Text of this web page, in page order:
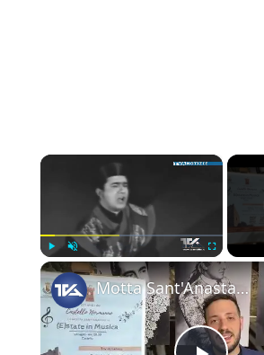
×
Play Unmute Fullscreen
Motta Sant'Anastasia. L'omaggio al tenore mottese Giuseppe Di Stefano nel giorno della sua nascita.